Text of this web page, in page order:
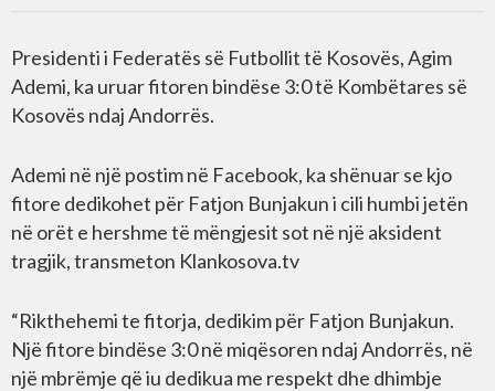
Presidenti i Federatës së Futbollit të Kosovës, Agim
Ademi, ka uruar fitoren bindëse 3:0 të Kombëtares së
Kosovës ndaj Andorrës.
Ademi në një postim në Facebook, ka shënuar se kjo
fitore dedikohet për Fatjon Bunjakun i cili humbi jetën
në orët e hershme të mëngjesit sot në një aksident
tragjik, transmeton Klankosova.tv
“Rikthehemi te fitorja, dedikim për Fatjon Bunjakun.
Një fitore bindëse 3:0 në miqësoren ndaj Andorrës, në
një mbrëmje që iu dedikua me respekt dhe dhimbje